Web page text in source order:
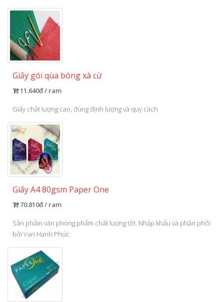
Giấy gói qùa bóng xà cừ
11.640đ / ram
Giấy chất lượng cao, đúng định lượng và quy cách
Giấy A4 80gsm Paper One
70.810đ / ram
Sản phẩm văn phòng phẩm chất lượng tốt. Nhập khẩu và phân phối
bởi Vạn Hạnh Phúc